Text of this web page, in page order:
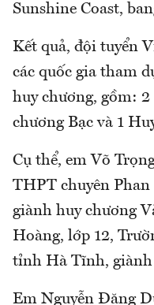
Sunshine Coast,
Kết quả, đội tuyển
các quốc gia tham
huy chương, gồm:
chương Bạc và 1
Cụ thể, em Võ
THPT chuyên
giành huy chương
Hoàng, lớp 12,
tỉnh Hà Tĩnh, giành
Em Nguyễn Đăng